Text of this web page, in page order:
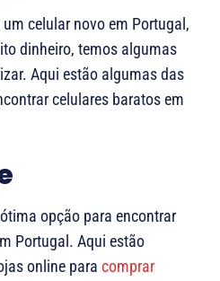
celular novo em Portugal,
dinheiro, temos algumas
Aqui estão algumas das
celulares baratos em
opção para encontrar
Portugal. Aqui estão
online para comprar